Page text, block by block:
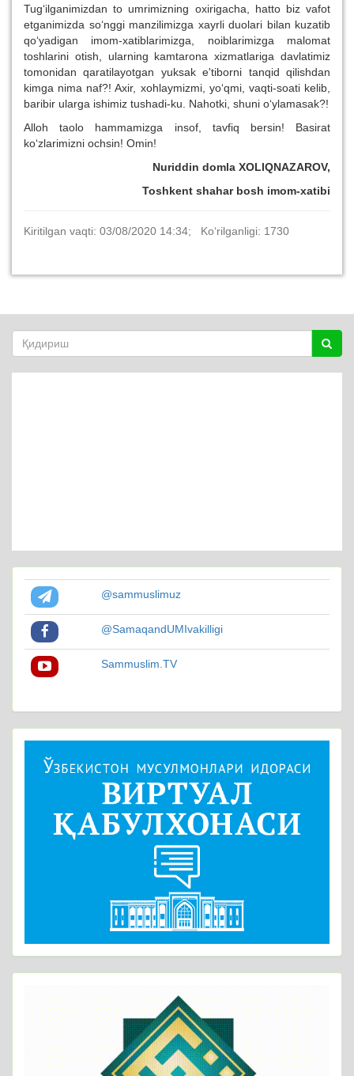
Tug‘ilganimizdan to umrimizning oxirigacha, hatto biz vafot
etganimizda so‘nggi manzilimizga xayrli duolari bilan kuzatib
qo‘yadigan imom-xatiblarimizga, noiblarimizga malomat
toshlarini otish, ularning kamtarona xizmatlariga davlatimiz
tomonidan qaratilayotgan yuksak e'tiborni tanqid qilishdan
kimga nima naf?! Axir, xohlaymizmi, yo‘qmi, vaqti-soati kelib,
baribir ularga ishimiz tushadi-ku. Nahotki, shuni o‘ylamasak?!
Alloh taolo hammamizga insof, tavfiq bersin! Basirat
ko‘zlarimizni ochsin! Omin!
Nuriddin domla XOLIQNAZAROV,
Toshkent shahar bosh imom-xatibi
Kiritilgan vaqti: 03/08/2020 14:34; Ko‘rilganligi: 1730
@sammuslimuz
@SamaqandUMIvakilligi
Sammuslim.TV